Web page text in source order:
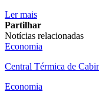
Ler mais
Partilhar
Notícias relacionadas
Economia
Central Térmica de
Economia